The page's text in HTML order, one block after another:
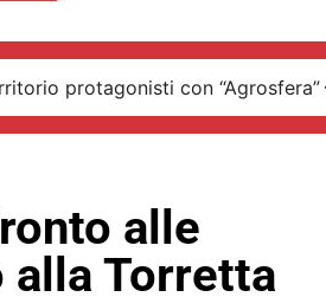
protagonisti con “Agrosfera”
alle
Torretta